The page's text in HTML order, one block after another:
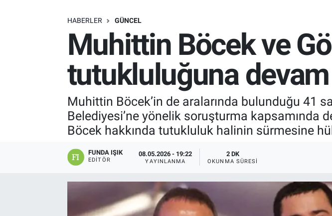
HABERLER GÜNCEL
Muhittin Böcek ve
tutukluluğuna devam
Muhittin Böcek’in de aralarında bulunduğu 41
Belediyesi’ne yönelik soruşturma kapsamında
Böcek hakkında tutukluluk halinin sürmesine
FUNDA IŞIK
EDITÖR
08.05.2026 - 19:22
YAYINLANMA
2 DK
OKUNMA SÜRESI
ÖZEL HABER